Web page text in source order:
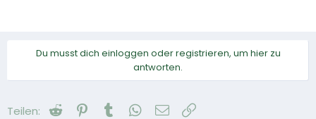
Du musst dich einloggen oder registrieren, um hier zu
antworten.
Teilen: Reddit Pinterest
Tumblr WhatsApp
E-Mail